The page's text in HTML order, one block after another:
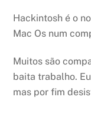
Hackintosh é o
Mac Os num
Muitos são
baita trabalho.
mas por fim